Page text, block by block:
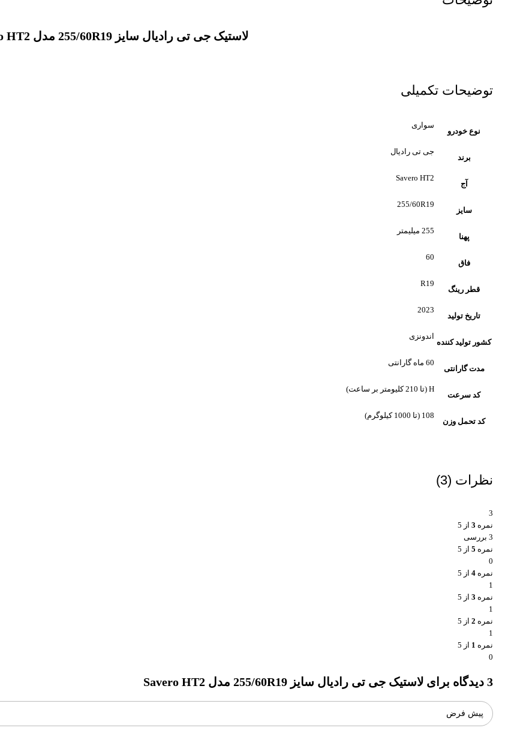
لاستیک جی تی رادیال سایز 255/60R19 مدل Savero HT2
توضیحات تکمیلی
نوع خودرو
سواری
برند
جی تی رادیال
آج
Savero HT2
سایز
255/60R19
پهنا
255 میلیمتر
فاق
60
قطر رینگ
R19
تاریخ تولید
2023
کشور تولید کننده
اندونزی
مدت گارانتی
60 ماه گارانتی
کد سرعت
H (تا 210 کلیومتر بر ساعت)
کد تحمل وزن
108 (تا 1000 کیلوگرم)
نظرات (3)
3
نمره 3 از 5
3 بررسی
نمره 5 از 5
0
نمره 4 از 5
1
نمره 3 از 5
1
نمره 2 از 5
1
نمره 1 از 5
0
3 دیدگاه برای لاستیک جی تی رادیال سایز 255/60R19 مدل Savero HT2